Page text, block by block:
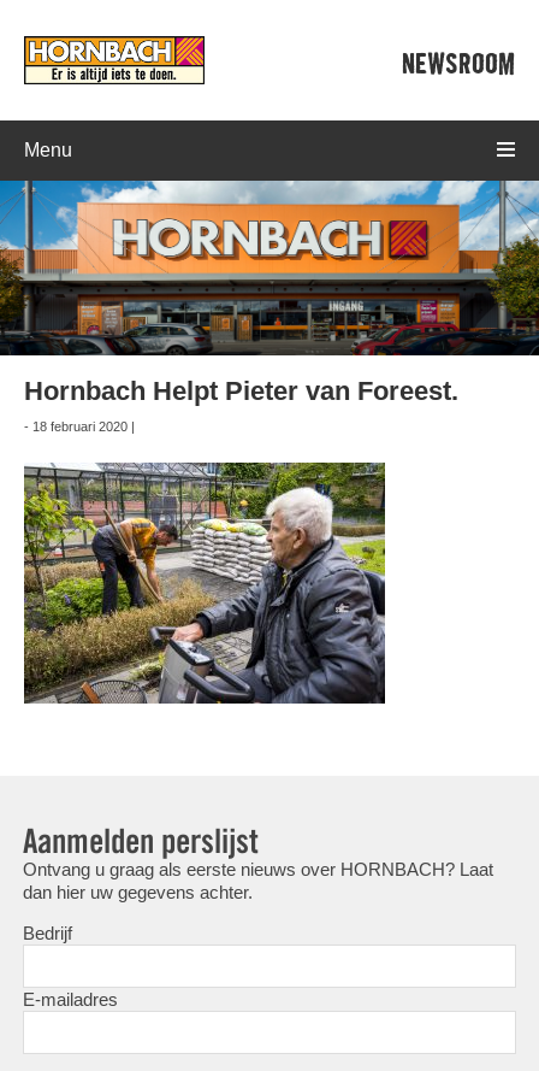
NEWSROOM
Menu
Hornbach Helpt Pieter van Foreest.
- 18 februari 2020 |
Aanmelden perslijst
Ontvang u graag als eerste nieuws over HORNBACH? Laat
dan hier uw gegevens achter.
Bedrijf
E-mailadres